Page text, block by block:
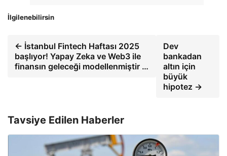
İlgilenebilirsin
← İstanbul Fintech Haftası 2025
başlıyor! Yapay Zeka ve Web3 ile
finansın geleceği modellenmiştir …
Dev
bankadan
altın için
büyük
hipotez →
Tavsiye Edilen Haberler